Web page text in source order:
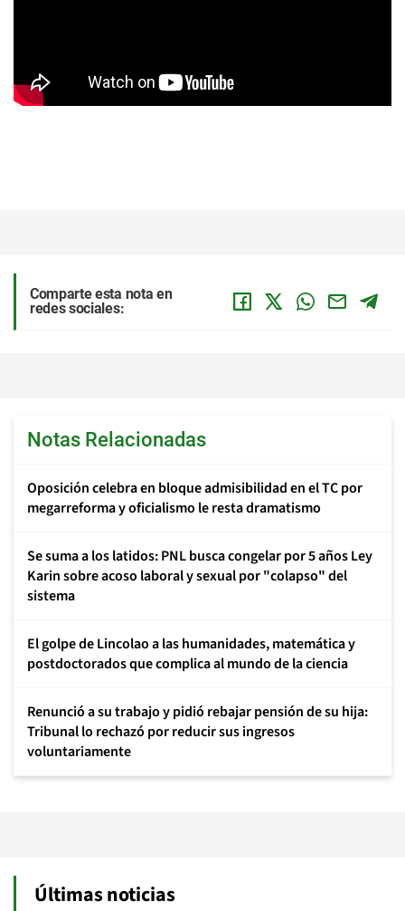
Comparte esta nota en
redes sociales:
Notas Relacionadas
Oposición celebra en bloque admisibilidad en el TC por
megarreforma y oficialismo le resta dramatismo
Se suma a los latidos: PNL busca congelar por 5 años Ley
Karin sobre acoso laboral y sexual por "colapso" del
sistema
El golpe de Lincolao a las humanidades, matemática y
postdoctorados que complica al mundo de la ciencia
Renunció a su trabajo y pidió rebajar pensión de su hija:
Tribunal lo rechazó por reducir sus ingresos
voluntariamente
Últimas noticias